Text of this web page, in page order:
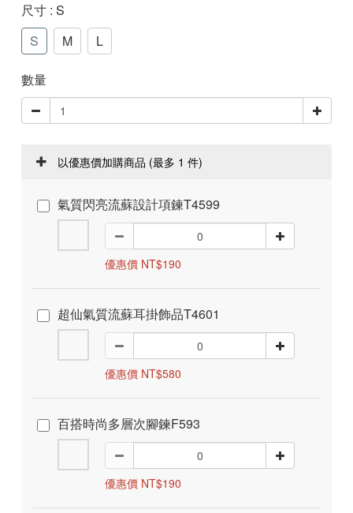
尺寸 : S
S
M L
數量
以優惠價加購商品 (最多 1 件)
氣質閃亮流蘇設計項鍊T4599
優惠價 NT$190
超仙氣質流蘇耳掛飾品T4601
優惠價 NT$580
百搭時尚多層次腳鍊F593
優惠價 NT$190